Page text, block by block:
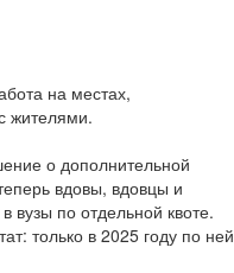
на местах,
жителями.
о дополнительной
вдовы, вдовцы и
вузы по отдельной квоте.
только в 2025 году по ней